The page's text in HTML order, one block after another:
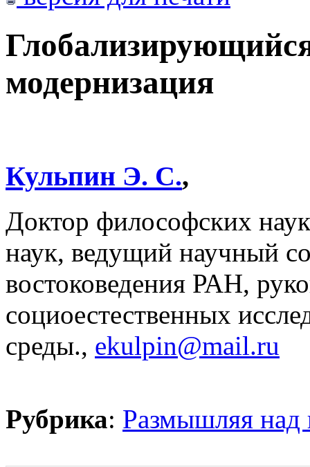
модернизация
Кульпин Э. С.,
Доктор философских
наук, ведущий научный
востоковедения РАН,
социоестественных
среды., ekulpin@mail.ru
Рубрика: Размышляя